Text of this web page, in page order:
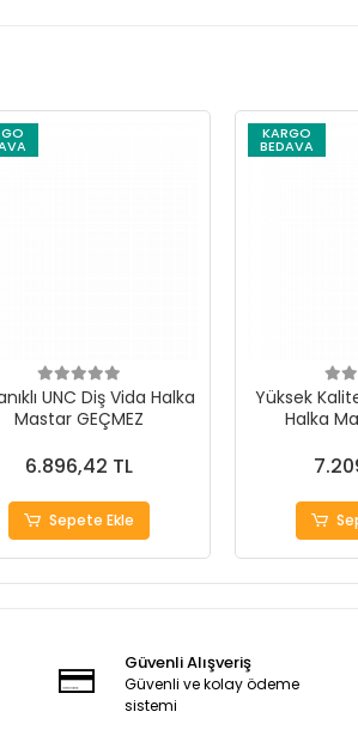
UNC Diş Vida Halka
Mastar GEÇMEZ
6.896,42 TL
Sepete Ekle
KARGO
BEDAVA
Yüksek
Halka
Güvenli Alışveriş
Güvenli ve kolay ödeme
sistemi